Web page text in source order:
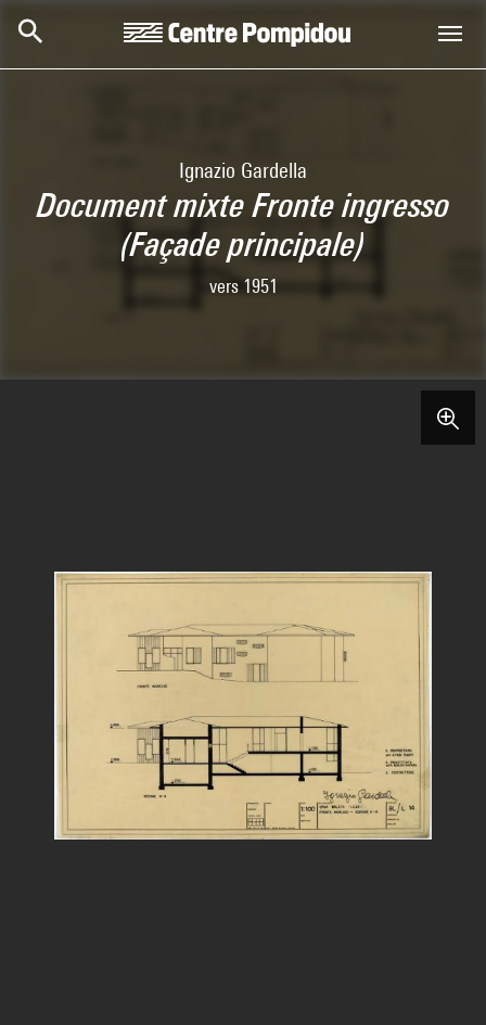
Ignazio Gardella
Document mixte Fronte ingresso
(Façade principale)
vers 1951